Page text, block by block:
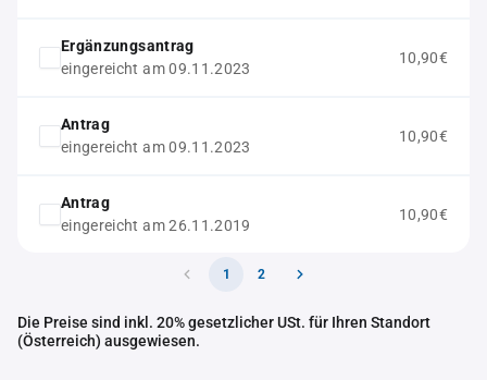
Ergänzungsantrag
eingereicht am 09.11.2023
10,90€
Antrag
eingereicht am 09.11.2023
10,90€
Antrag
eingereicht am 26.11.2019
10,90€
1 2
Die Preise sind inkl. 20% gesetzlicher USt. für Ihren Standort
(Österreich) ausgewiesen.